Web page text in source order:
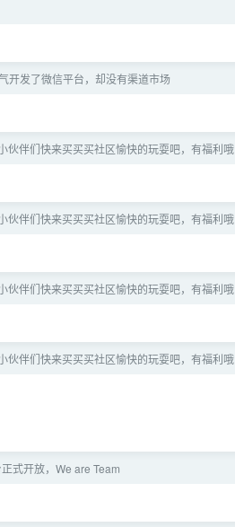
开发了微信平台，却没有渠道市场
伙伴们快来买买买社区愉快的玩耍吧，有福利哦
伙伴们快来买买买社区愉快的玩耍吧，有福利哦
伙伴们快来买买买社区愉快的玩耍吧，有福利哦
伙伴们快来买买买社区愉快的玩耍吧，有福利哦
式开放，We are Team